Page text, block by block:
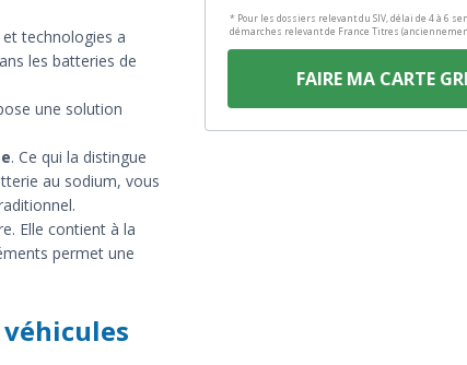
et technologies a
les batteries de
une solution
. Ce qui la distingue
au sodium, vous
Elle contient à la
permet une
* Pour les dossiers relevant du SIV, délai de 4 à 6
démarches relevant de France Titres
FAIRE MA CARTE